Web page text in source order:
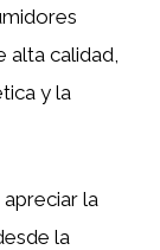
alta calidad,
y la
apreciar la
la